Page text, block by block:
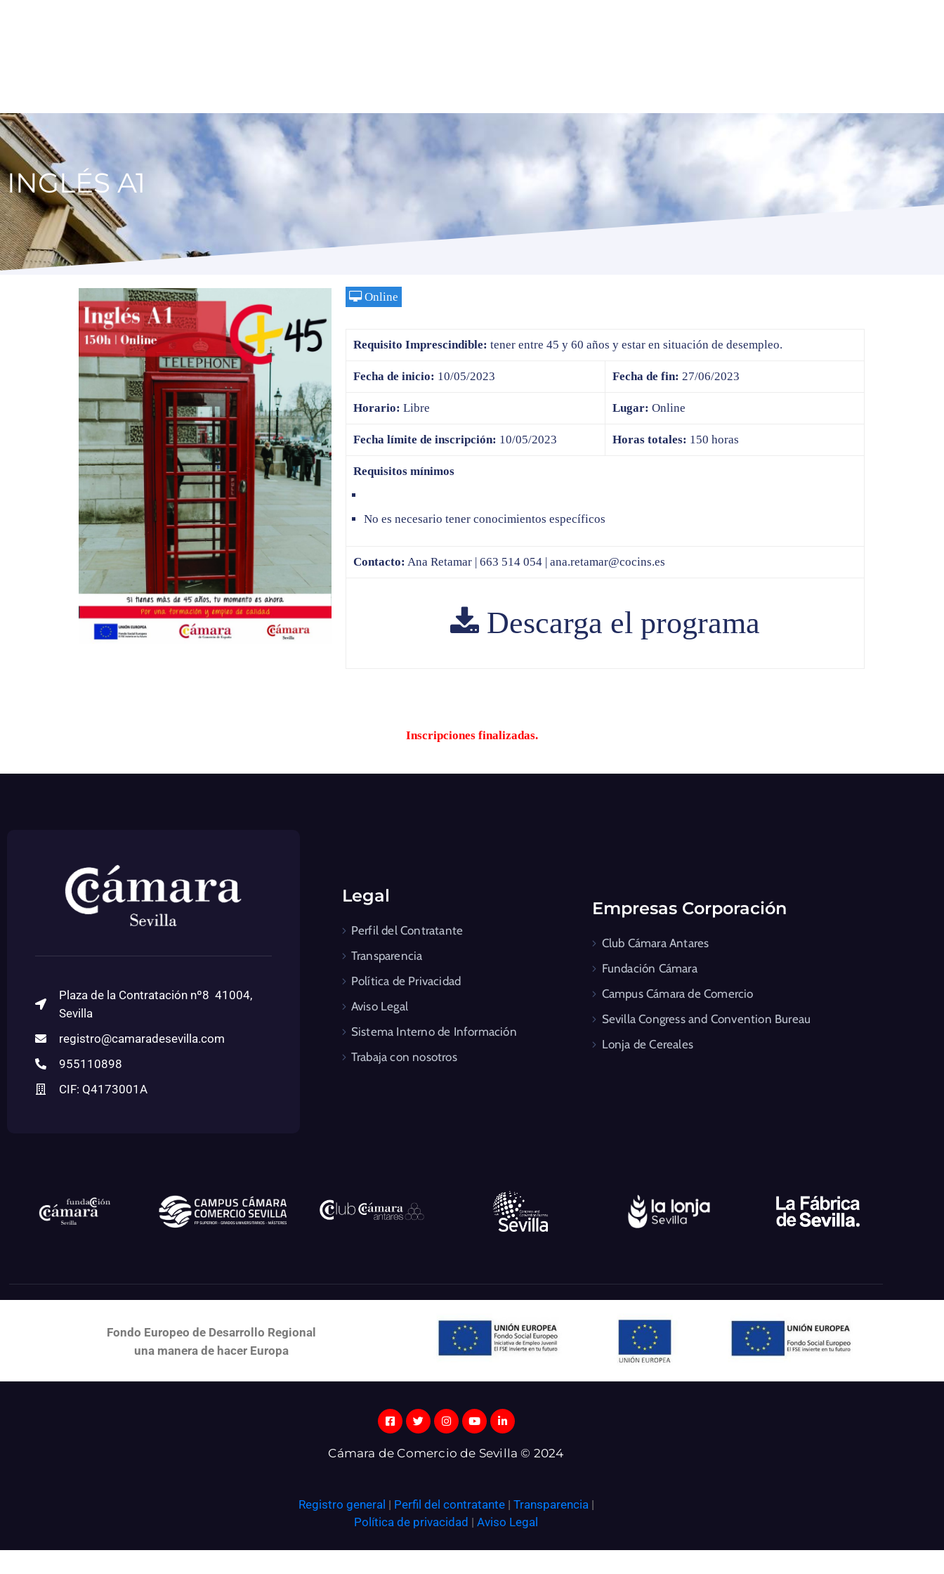
INGLÉS A1
Online
Requisito Imprescindible: tener entre 45 y 60 años y estar en situación de desempleo.
Fecha de inicio: 10/05/2023 Fecha de fin: 27/06/2023
Horario: Libre Lugar: Online
Fecha límite de inscripción: 10/05/2023 Horas totales: 150 horas
Requisitos mínimos
No es necesario tener conocimientos específicos
Contacto: Ana Retamar | 663 514 054 | ana.retamar@cocins.es
Descarga el programa
Inscripciones finalizadas.
Plaza de la Contratación nº8 41004,
Sevilla
registro@camaradesevilla.com
955110898
CIF: Q4173001A
Legal
Perfil del Contratante
Transparencia
Política de Privacidad
Aviso Legal
Sistema Interno de Información
Trabaja con nosotros
Empresas Corporación
Club Cámara Antares
Fundación Cámara
Campus Cámara de Comercio
Sevilla Congress and Convention Bureau
Lonja de Cereales
Fondo Europeo de Desarrollo Regional
una manera de hacer Europa
Cámara de Comercio de Sevilla © 2024
Registro general | Perfil del contratante| Transparencia|
Política de privacidad | Aviso Legal